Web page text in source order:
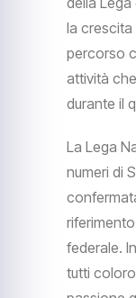
la crescita
percorso
attività
durante il
La Lega
numeri di
federale.
tutti